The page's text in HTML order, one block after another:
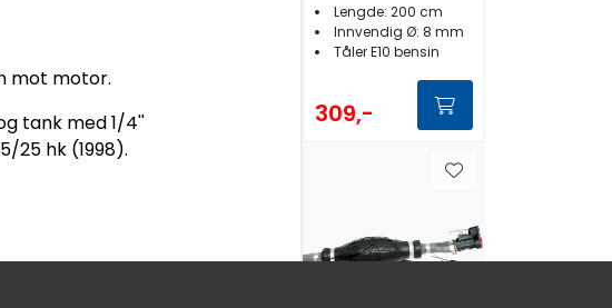
mot motor.
tank med 1/4''
25 hk (1998).
Lengde: 200 cm
Innvendig Ø: 8 mm
Tåler E10 bensin
309,-